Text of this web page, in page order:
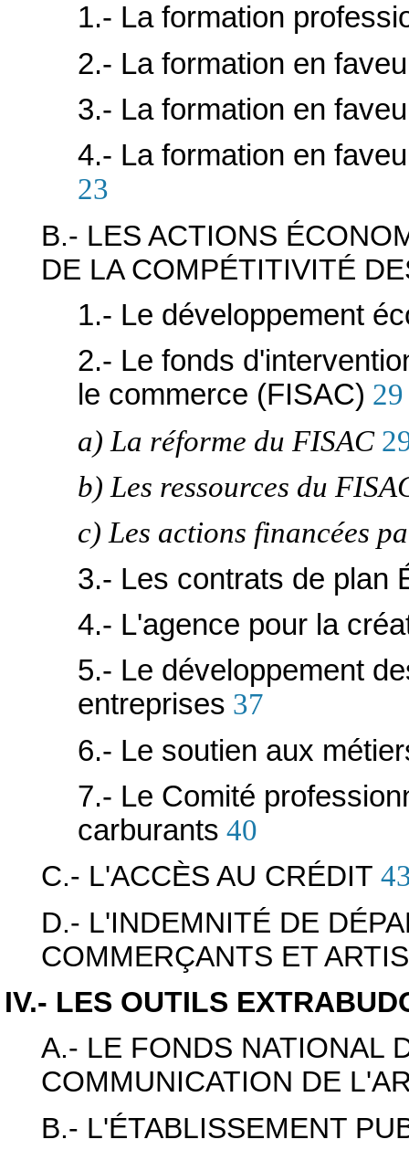
1.- La formation
2.- La formation en
3.- La formation en
4.- La formation en
23
B.- LES ACTIONS
DE LA COMPÉTITIVITÉ
1.- Le développement
2.- Le fonds
le commerce (FISAC) 29
a) La réforme du FISAC
b) Les ressources du
c) Les actions financées
3.- Les contrats de plan
4.- L'agence pour la
5.- Le développement
entreprises 37
6.- Le soutien aux
7.- Le Comité
carburants 40
C.- L'ACCÈS AU CRÉDIT
D.- L'INDEMNITÉ DE
COMMERÇANTS ET
IV.- LES OUTILS
A.- LE FONDS NATIONAL
COMMUNICATION DE
B.- L'ÉTABLISSEMENT